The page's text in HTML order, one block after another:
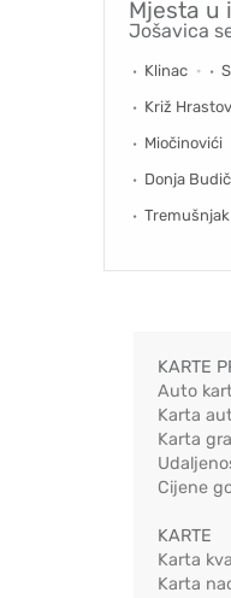
Mjesta u
Jošavica
Klinac
Križ
Miočinovići
Donja
Tremušnjak
KARTE
Auto
Karta
Karta
Cijene
KARTE
Karta
Karta